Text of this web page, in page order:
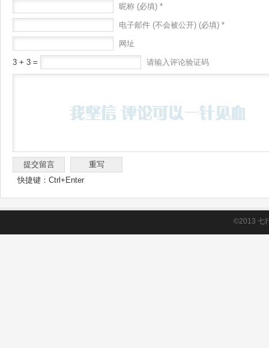
昵称 (必填) *
电子邮件 (不会被公开) (必填) *
网址
3 + 3 = 请输入评论验证码
快捷键：Ctrl+Enter
©2013 七